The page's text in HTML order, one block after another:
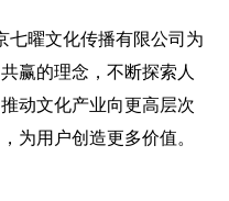
七曜文化传播有限公司为
赢的理念，不断探索人
动文化产业向更高层次
为用户创造更多价值。